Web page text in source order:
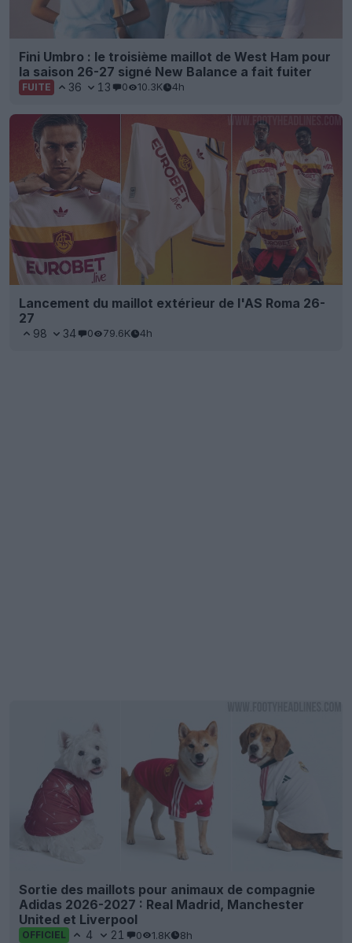
Fini Umbro : le troisième maillot de West Ham pour
la saison 26-27 signé New Balance a fait fuiter
FUITE 36 13 0 10.3K 4h
Lancement du maillot extérieur de l'AS Roma 26-
27
98 34 0 79.6K 4h
Sortie des maillots pour animaux de compagnie
Adidas 2026-2027 : Real Madrid, Manchester
United et Liverpool
OFFICIEL 4 21 0 1.8K 8h